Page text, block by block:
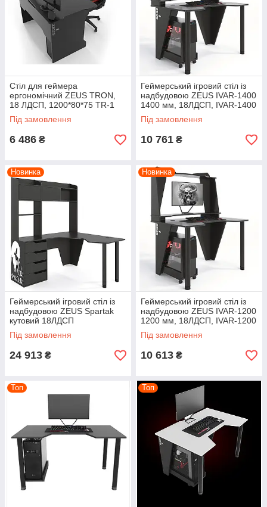
Стіл для геймера
ергономічний ZEUS TRON,
18 ЛДСП, 1200*80*75 TR-1
Під замовлення
6 486 ₴
Геймерський ігровий стіл із
надбудовою ZEUS IVAR-1400
1400 мм, 18ЛДСП, IVAR-1400
Під замовлення
10 761 ₴
Новинка
Геймерський ігровий стіл із
надбудовою ZEUS Spartak
кутовий 18ЛДСП
Під замовлення
24 913 ₴
Новинка
Геймерський ігровий стіл із
надбудовою ZEUS IVAR-1200
1200 мм, 18ЛДСП, IVAR-1200
Під замовлення
10 613 ₴
Топ Топ